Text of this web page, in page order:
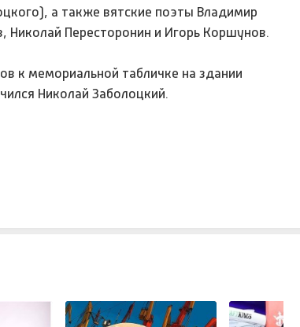
а также вятские поэты Владимир
Николай Пересторонин и Игорь Коршунов.
к мемориальной табличке на здании
Николай Заболоцкий.